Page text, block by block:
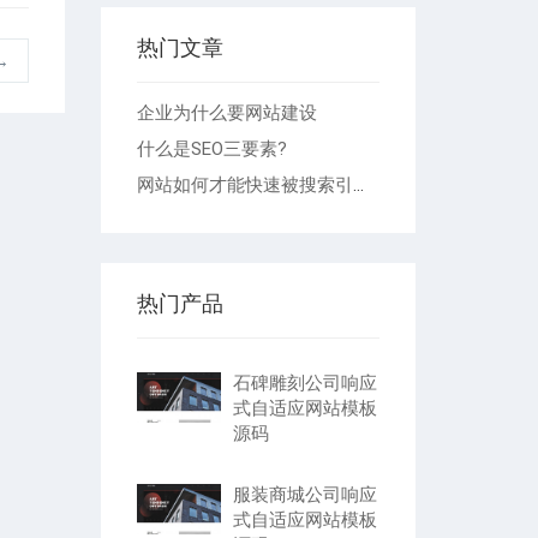
热门文章
企业为什么要网站建设
什么是SEO三要素?
网站如何才能快速被搜索引擎收录
热门产品
石碑雕刻公司响应
式自适应网站模板
源码
服装商城公司响应
式自适应网站模板